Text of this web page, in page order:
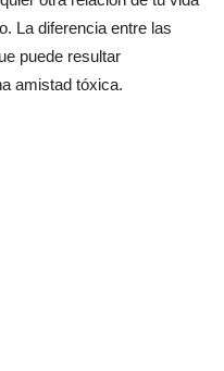
La diferencia entre las
puede resultar
amistad tóxica.